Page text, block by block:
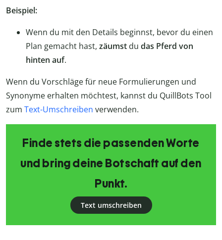
Beispiel:
Wenn du mit den Details beginnst, bevor du einen
Plan gemacht hast, zäumst du das Pferd von
hinten auf.
Wenn du Vorschläge für neue Formulierungen und
Synonyme erhalten möchtest, kannst du QuillBots Tool
zum Text-Umschreiben verwenden.
Finde stets die passenden Worte
und bring deine Botschaft auf den
Punkt.
Text umschreiben